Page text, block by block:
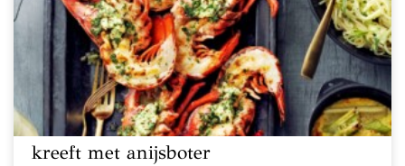
kreeft met anijsboter